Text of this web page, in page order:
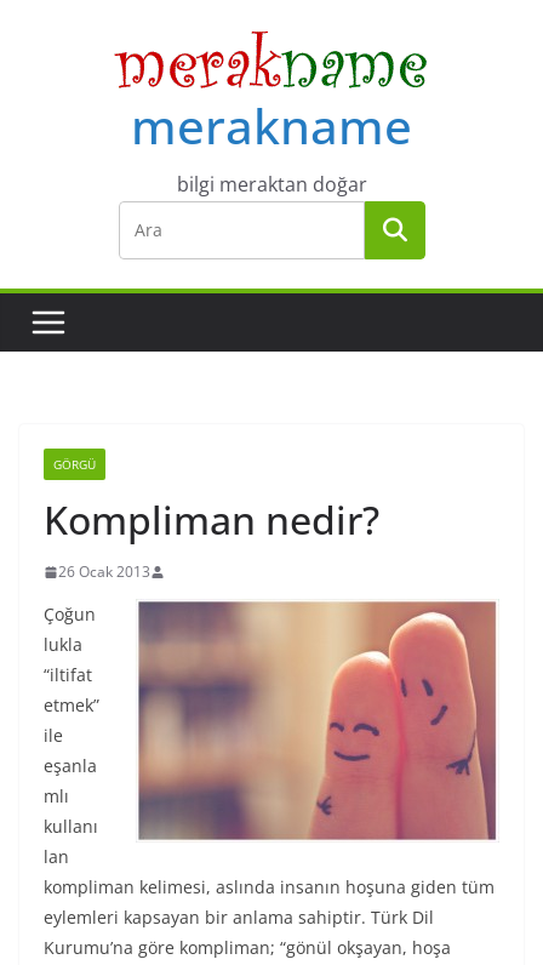
merakname
bilgi meraktan doğar
GÖRGÜ
Kompliman nedir?
26 Ocak 2013
Çoğun
lukla
“iltifat
etmek”
ile
eşanla
mlı
kullanı
lan
kompliman kelimesi, aslında insanın hoşuna giden tüm
eylemleri kapsayan bir anlama sahiptir. Türk Dil
Kurumu’na göre kompliman; “gönül okşayan, hoşa